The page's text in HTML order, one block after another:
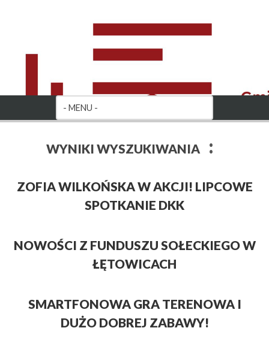
WYNIKI WYSZUKIWANIA :
ZOFIA WILKOŃSKA W AKCJI! LIPCOWE
SPOTKANIE DKK
NOWOŚCI Z FUNDUSZU SOŁECKIEGO W
ŁĘTOWICACH
SMARTFONOWA GRA TERENOWA I
DUŻO DOBREJ ZABAWY!